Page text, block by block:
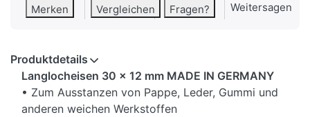
Merken Vergleichen Fragen? Weitersagen
Produktdetails
Langlocheisen 30 x 12 mm MADE IN GERMANY
• Zum Ausstanzen von Pappe, Leder, Gummi und
anderen weichen Werkstoffen